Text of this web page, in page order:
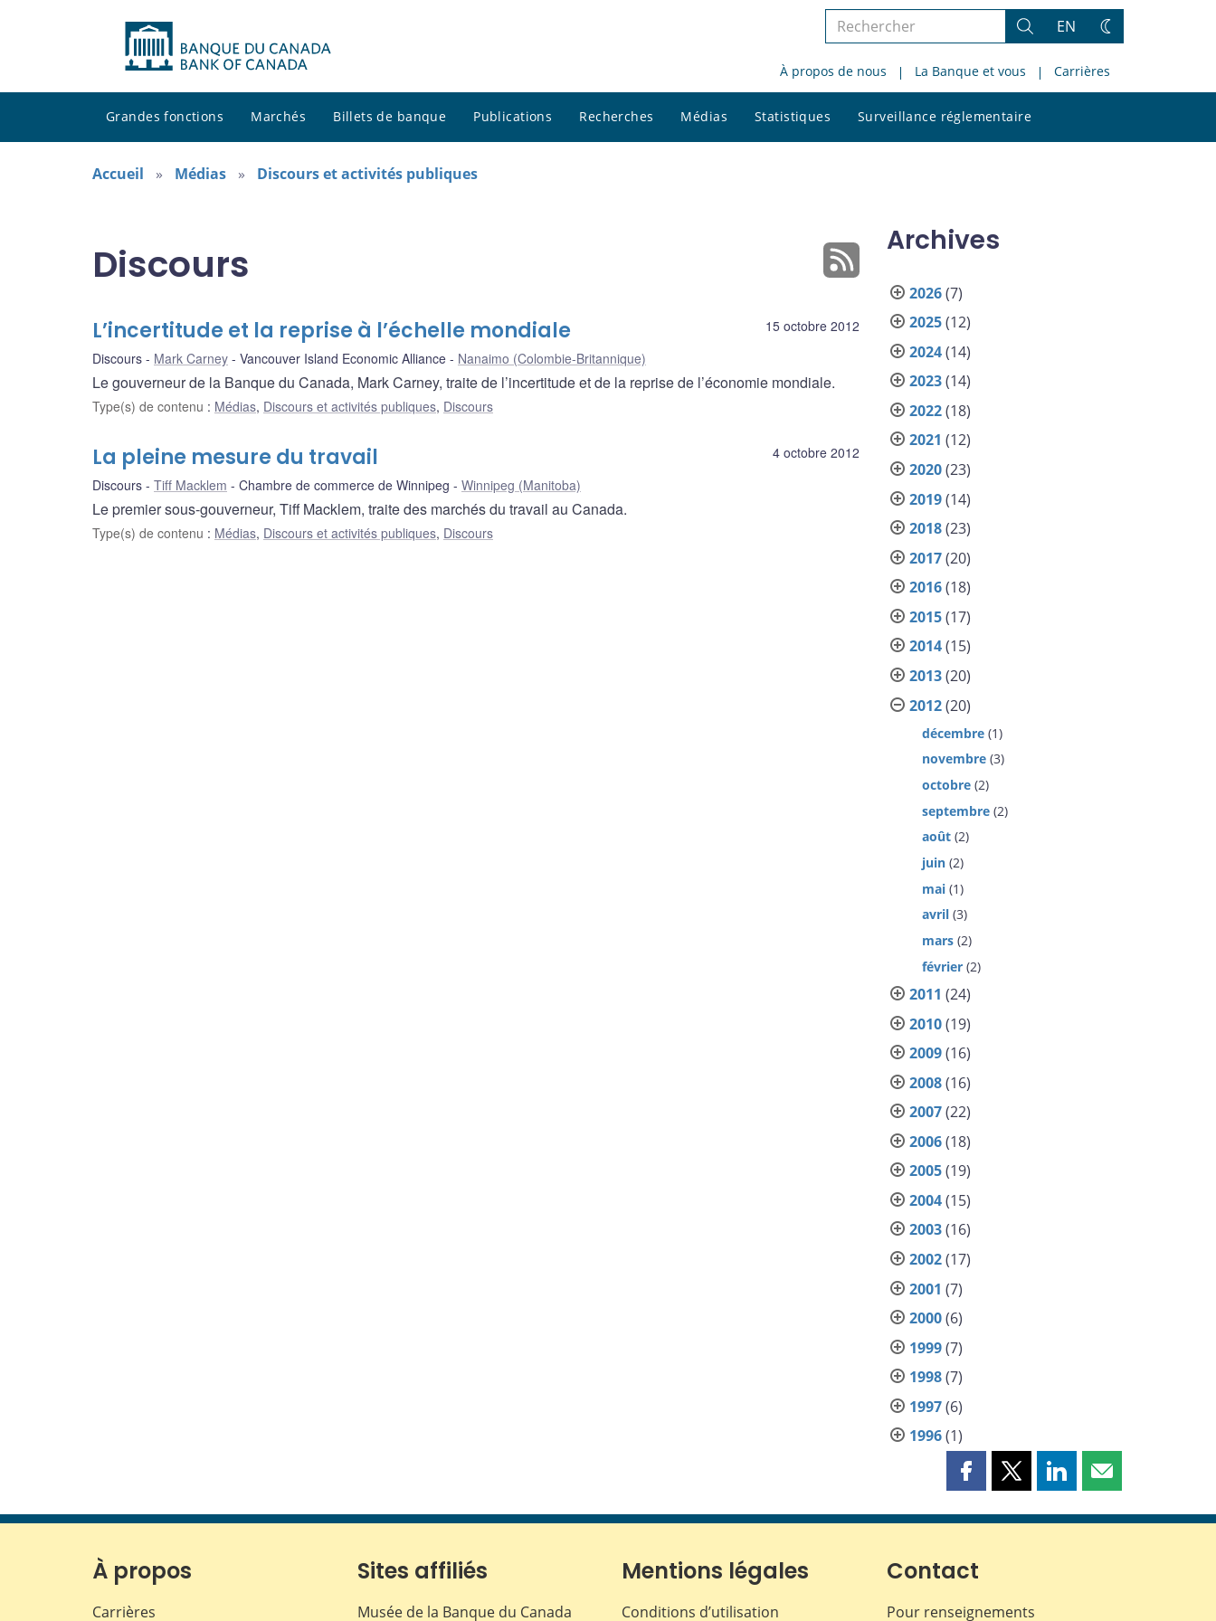
Rechercher
le
site
Rechercher
EN
Changez
thème
À propos de nous La Banque et vous Carrières
Grandes fonctions Marchés Billets de banque Publications Recherches Médias Statistiques Surveillance réglementaire
le
Accueil Médias Discours et activités publiques
Discours
15 octobre 2012
L’incertitude et la reprise à l’échelle mondiale
Discours Mark Carney Vancouver Island Economic Alliance Nanaimo (Colombie-Britannique)
Le gouverneur de la Banque du Canada, Mark Carney, traite de l’incertitude et de la reprise de l’économie mondiale.
Type(s) de contenu : Médias, Discours et activités publiques, Discours
4 octobre 2012
La pleine mesure du travail
Discours Tiff Macklem Chambre de commerce de Winnipeg Winnipeg (Manitoba)
Le premier sous-gouverneur, Tiff Macklem, traite des marchés du travail au Canada.
Type(s) de contenu : Médias, Discours et activités publiques, Discours
Archives
2026(7)
2025(12)
2024(14)
2023(14)
2022(18)
2021 (12)
2020(23)
2019(14)
2018(23)
2017(20)
2016(18)
2015(17)
2014(15)
2013(20)
2012(20)
décembre (1)
novembre (3)
octobre (2)
septembre (2)
août (2)
juin (2)
mai (1)
avril (3)
mars (2)
février (2)
2011 (24)
2010(19)
2009(16)
2008(16)
2007(22)
2006(18)
2005(19)
2004(15)
2003(16)
2002(17)
2001 (7)
2000(6)
1999(7)
1998(7)
1997(6)
1996(1)
Partager
page
Facebook
Partager
page
Partager
page
Partager
page
À propos
Carrières
Sites affiliés
Musée de la Banque du Canada
Mentions légales
Conditions d’utilisation
Contact
Pour renseignements